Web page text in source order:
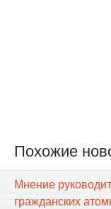
Похожие
Мнение
гражданских